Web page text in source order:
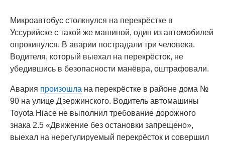
Микроавтобус столкнулся на перекрёстке в
Уссурийске с такой же машиной, один из автомобилей
опрокинулся. В аварии пострадали три человека.
Водителя, который выехал на перекрёсток, не
убедившись в безопасности манёвра, оштрафовали.
Авария произошла на перекрёстке в районе дома №
90 на улице Дзержинского. Водитель автомашины
Toyota Hiace не выполнил требование дорожного
знака 2.5 «Движение без остановки запрещено»,
выехал на нерегулируемый перекрёсток и совершил